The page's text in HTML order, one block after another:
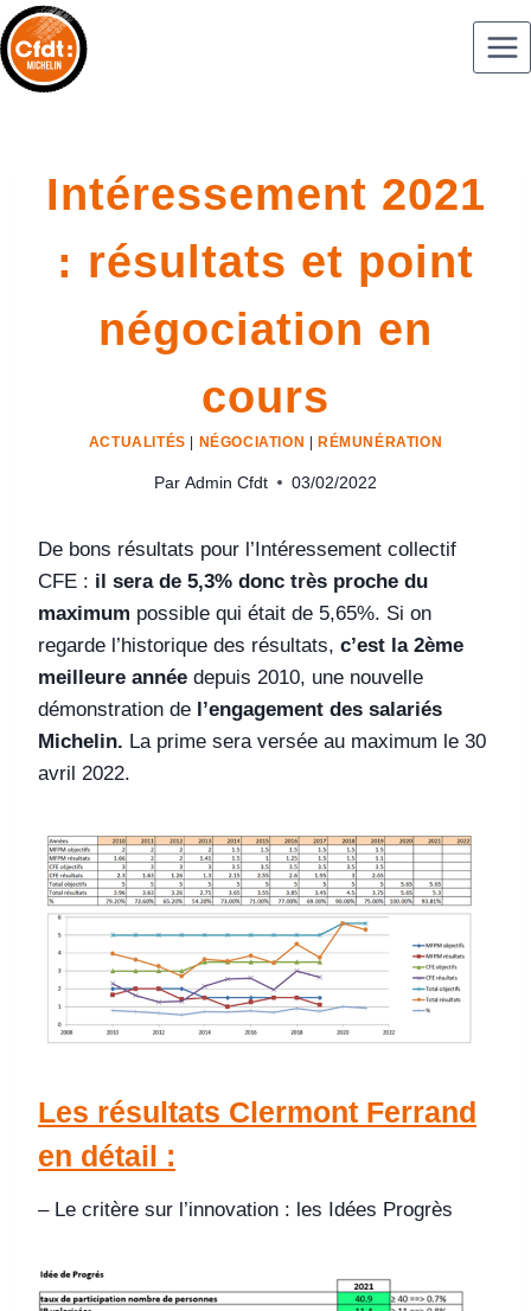
Intéressement 2021
: résultats et point
négociation en
cours
ACTUALITÉS NÉGOCIATION RÉMUNÉRATION
Par Admin Cfdt 03/02/2022
De bons résultats pour l’Intéressement collectif
CFE : il sera de 5,3% donc très proche du
maximum possible qui était de 5,65%. Si on
regarde l’historique des résultats, c’est la 2ème
meilleure année depuis 2010, une nouvelle
démonstration de l’engagement des salariés
Michelin. La prime sera versée au maximum le 30
avril 2022.
Les résultats Clermont Ferrand
en détail :
– Le critère sur l’innovation : les Idées Progrès